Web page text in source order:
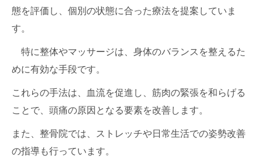
態を評価し、個別の状態に合った療法を提案していま
す。
特に整体やマッサージは、身体のバランスを整えるた
めに有効な手段です。
これらの手法は、血流を促進し、筋肉の緊張を和らげる
ことで、頭痛の原因となる要素を改善します。
また、整骨院では、ストレッチや日常生活での姿勢改善
の指導も行っています。